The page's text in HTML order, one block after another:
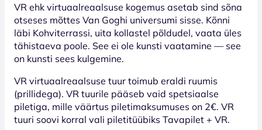
VR ehk virtuaalreaalsuse kogemus asetab sind sõna
otseses mõttes Van Goghi universumi sisse. Kõnni
läbi Kohviterrassi, uita kollastel põldudel, vaata üles
tähistaeva poole. See ei ole kunsti vaatamine — see
on kunsti sees kulgemine.
VR virtuaalreaalsuse tuur toimub eraldi ruumis
(prillidega). VR tuurile pääseb vaid spetsiaalse
piletiga, mille väärtus piletimaksumuses on 2€. VR
tuuri soovi korral vali piletitüübiks Tavapilet + VR.